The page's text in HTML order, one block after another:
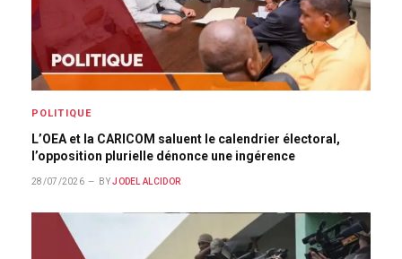
POLITIQUE
L’OEA et la CARICOM saluent le calendrier électoral,
l’opposition plurielle dénonce une ingérence
28/07/2026 BY JODEL ALCIDOR